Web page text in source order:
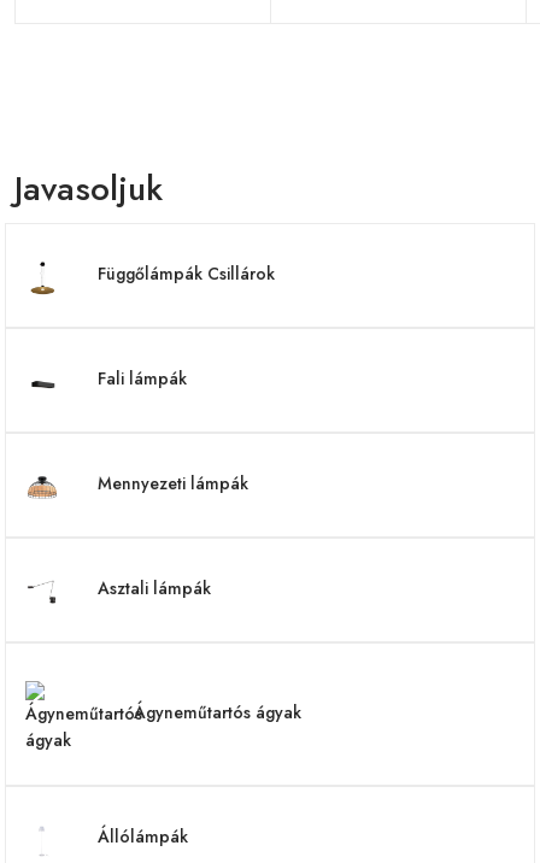
Javasoljuk
Függőlámpák Csillárok
Fali lámpák
Mennyezeti lámpák
Asztali lámpák
Ágyneműtartós ágyak
Állólámpák